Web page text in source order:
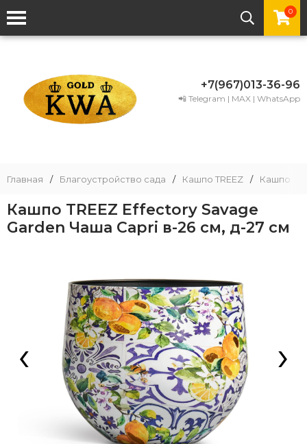
0
+7(967)013-36-96
📲 Telegram | MAX | WhatsApp
Главная / Благоустройство сада / Кашпо TREEZ / Кашпо
Кашпо TREEZ Effectory Savage
Garden Чаша Capri в-26 см, д-27 см
‹ ›